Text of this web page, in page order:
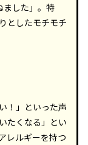
ました」。特
としたモチモチ
！」といった声
たくなる」とい
レルギーを持つ